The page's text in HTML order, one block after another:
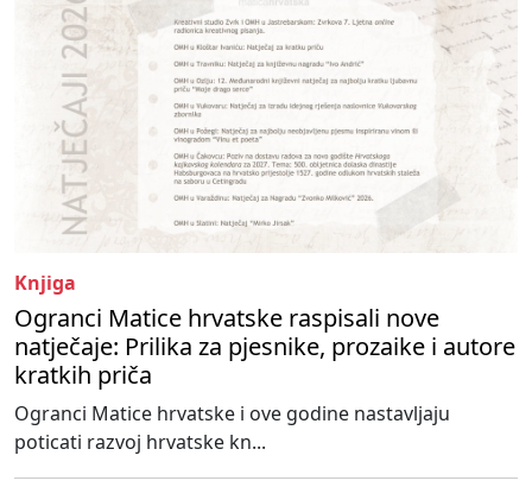
Knjiga
Ogranci Matice hrvatske raspisali nove
natječaje: Prilika za pjesnike, prozaike i autore
kratkih priča
Ogranci Matice hrvatske i ove godine nastavljaju
poticati razvoj hrvatske kn...